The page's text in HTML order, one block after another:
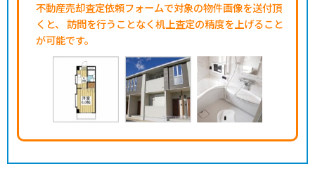
不動産売却査定依頼フォームで対象の物件画像を送付頂
くと、
訪問を行うことなく机上査定の精度を上げること
が可能です。